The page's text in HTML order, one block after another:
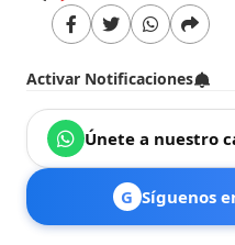
Activar Notificaciones
Únete a nuestro
G Síguenos